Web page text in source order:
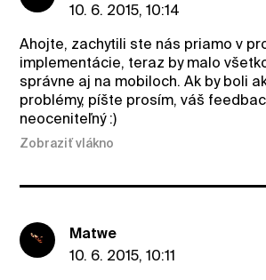
10. 6. 2015, 10:14
Ahojte, zachytili ste nás priamo v
implementácie, teraz by malo
správne aj na mobiloch. Ak by boli
problémy, píšte prosím, váš
neoceniteľný :)
Zobraziť vlákno
Matwe
10. 6. 2015, 10:11